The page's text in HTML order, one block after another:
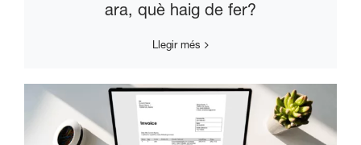
ara, què haig de fer?
Llegir més